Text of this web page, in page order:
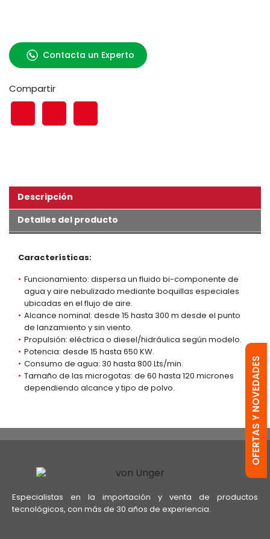
Contacta un Experto
Compartir
Descripción
Detalles del producto
Características:
Funcionamiento: dispersa un fluido bi-componente de
agua y aire nebulizado mediante boquillas especiales
ubicadas en el flujo de aire.
Alcance nominal: desde 15 hasta 300 m desde el punto
de lanzamiento y sin viento.
Propulsión: eléctrica o diesel/hidráulica según modelo.
Potencia: desde 15 hasta 650 KW.
Consumo de agua: 30 hasta 800 Lts/min.
Tamaño de las microgotas: de 60 hasta 120 micrones
dependiendo alcance y tipo de polvo.
Especialistas en la importación y venta de productos
tecnológicos, con más de 30 años de experiencia.
OFERTAS Y NOVEDADES